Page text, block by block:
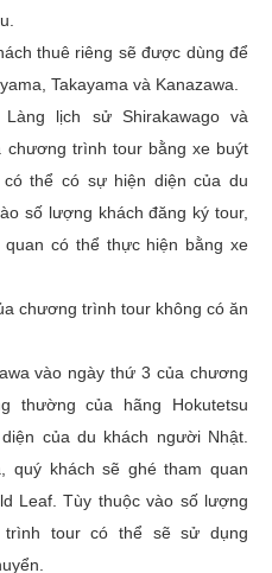
thuê riêng sẽ được dùng để
Takayama và Kanazawa.
lịch sử Shirakawago và
chương trình tour bằng xe buýt
thể có sự hiện diện của du
số lượng khách đăng ký tour,
có thể thực hiện bằng xe
chương trình tour không có ăn
vào ngày thứ 3 của chương
thường của hãng Hokutetsu
của du khách người Nhật.
quý khách sẽ ghé tham quan
Leaf. Tùy thuộc vào số lượng
trình tour có thể sẽ sử dụng